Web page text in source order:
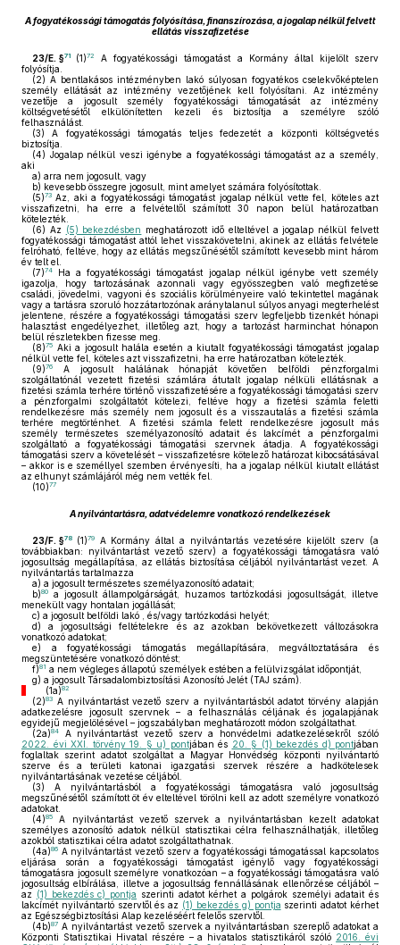
A fogyatékossági támogatás folyósítása, finanszírozása, a jogalap nélkül felvett
ellátás visszafizetése
23/E. §71 (1)72
A fogyatékossági támogatást a Kormány által kijelölt szerv
folyósítja.
(2) A bentlakásos intézményben lakó súlyosan fogyatékos cselekvőképtelen
személy ellátását az intézmény vezetőjének kell folyósítani. Az intézmény
vezetője a jogosult személy fogyatékossági támogatását az intézmény
költségvetésétől elkülönítetten kezeli és biztosítja a személyre szóló
felhasználást.
(3) A fogyatékossági támogatás teljes fedezetét a központi költségvetés
biztosítja.
(4) Jogalap nélkül veszi igénybe a fogyatékossági támogatást az a személy,
aki
a) arra nem jogosult, vagy
b) kevesebb összegre jogosult, mint amelyet számára folyósítottak.
(5)73 Az, aki a fogyatékossági támogatást jogalap nélkül vette fel, köteles azt
visszafizetni, ha erre a felvételtől számított 30 napon belül határozatban
kötelezték.
(6) Az (5) bekezdésben meghatározott idő elteltével a jogalap nélkül felvett
fogyatékossági támogatást attól lehet visszakövetelni, akinek az ellátás felvétele
felróható, feltéve, hogy az ellátás megszűnésétől számított kevesebb mint három
év telt el.
(7)74
Ha a fogyatékossági támogatást jogalap nélkül igénybe vett személy
igazolja, hogy tartozásának azonnali vagy egyösszegben való megfizetése
családi, jövedelmi, vagyoni és szociális körülményeire való tekintettel magának
vagy a tartásra szoruló hozzátartozónak aránytalanul súlyos anyagi megterhelést
jelentene, részére a fogyatékossági támogatási szerv legfeljebb tizenkét hónapi
halasztást engedélyezhet, illetőleg azt, hogy a tartozást harminchat hónapon
belül részletekben fizesse meg.
(8)75 Aki a jogosult halála esetén a kiutalt fogyatékossági támogatást jogalap
nélkül vette fel, köteles azt visszafizetni, ha erre határozatban kötelezték.
(9)76
A jogosult halálának hónapját követően belföldi pénzforgalmi
szolgáltatónál vezetett fizetési számlára átutalt jogalap nélküli ellátásnak a
fizetési számla terhére történő visszafizetésére a fogyatékossági támogatási szerv
a pénzforgalmi szolgáltatót kötelezi, feltéve hogy a fizetési számla feletti
rendelkezésre más személy nem jogosult és a visszautalás a fizetési számla
terhére megtörténhet. A fizetési számla felett rendelkezésre jogosult más
személy természetes személyazonosító adatait és lakcímét a pénzforgalmi
szolgáltató a fogyatékossági támogatási szervnek átadja. A fogyatékossági
támogatási szerv a követelését – visszafizetésre kötelező határozat kibocsátásával
– akkor is e személlyel szemben érvényesíti, ha a jogalap nélkül kiutalt ellátást
az elhunyt számlájáról még nem vették fel.
(10)77
A nyilvántartásra, adatvédelemre vonatkozó rendelkezések
23/F. §78 (1)79A Kormány által a nyilvántartás vezetésére kijelölt szerv (a
továbbiakban: nyilvántartást vezető szerv) a fogyatékossági támogatásra való
jogosultság megállapítása, az ellátás biztosítása céljából nyilvántartást vezet. A
nyilvántartás tartalmazza
a) a jogosult természetes személyazonosító adatait;
b)80
a jogosult állampolgárságát, huzamos tartózkodási jogosultságát, illetve
menekült vagy hontalan jogállását;
c) a jogosult belföldi lakó , és/vagy tartózkodási helyét;
d) a jogosultsági feltételekre és az azokban bekövetkezett változásokra
vonatkozó adatokat;
e) a fogyatékossági támogatás megállapítására, megváltoztatására és
megszüntetésére vonatkozó döntést;
f)81 a nem végleges állapotú személyek estében a felülvizsgálat időpontját,
g) a jogosult Társadalombiztosítási Azonosító Jelét (TAJ szám).
(1a)82
(2)83 A nyilvántartást vezető szerv a nyilvántartásból adatot törvény alapján
adatkezelésre jogosult szervnek – a felhasználás céljának és jogalapjának
egyidejű megjelölésével – jogszabályban meghatározott módon szolgáltathat.
(2a)84
A nyilvántartást vezető szerv a honvédelmi adatkezelésekről szóló
2022. évi XXI. törvény 19. § u) pontjában és 20. § (1) bekezdés d) pontjában
foglaltak szerint adatot szolgáltat a Magyar Honvédség központi nyilvántartó
szerve és a területi katonai igazgatási szervek részére a hadkötelesek
nyilvántartásának vezetése céljából.
(3) A nyilvántartásból a fogyatékossági támogatásra való jogosultság
megszűnésétől számított öt év elteltével törölni kell az adott személyre vonatkozó
adatokat.
(4)85
A nyilvántartást vezető szervek a nyilvántartásban kezelt adatokat
személyes azonosító adatok nélkül statisztikai célra felhasználhatják, illetőleg
azokból statisztikai célra adatot szolgáltathatnak.
(4a)86 A nyilvántartást vezető szerv a fogyatékossági támogatással kapcsolatos
eljárása során a fogyatékossági támogatást igénylő vagy fogyatékossági
támogatásra jogosult személyre vonatkozóan – a fogyatékossági támogatásra való
jogosultság elbírálása, illetve a jogosultság fennállásának ellenőrzése céljából –
az (1) bekezdés c) pontja szerinti adatot kérhet a polgárok személyi adatait és
lakcímét nyilvántartó szervtől és az (1) bekezdés g) pontja szerinti adatot kérhet
az Egészségbiztosítási Alap kezeléséért felelős szervtől.
(4b)87 A nyilvántartást vezető szervek a nyilvántartásban szereplő adatokat a
Központi Statisztikai Hivatal részére – a hivatalos statisztikáról szóló 2016. évi